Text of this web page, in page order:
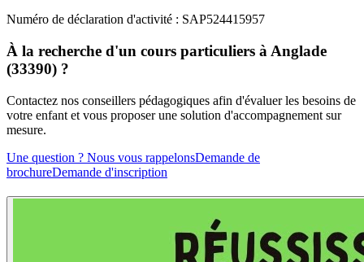
Numéro de déclaration d'activité : SAP524415957
À la recherche d'un cours particuliers à Anglade
(33390) ?
Contactez nos conseillers pédagogiques afin d'évaluer les besoins de
votre enfant et vous proposer une solution d'accompagnement sur
mesure.
Une question ? Nous vous rappelonsDemande de
brochureDemande d'inscription